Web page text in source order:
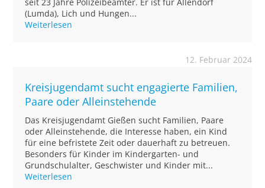
(Lumda), Lich und Hungen...
Weiterlesen
12. Februar 2024
Kreisjugendamt sucht engagierte Familien,
Paare oder Alleinstehende
Das Kreisjugendamt Gießen sucht Familien, Paare
oder Alleinstehende, die Interesse haben, ein Kind
für eine befristete Zeit oder dauerhaft zu betreuen.
Besonders für Kinder im Kindergarten- und
Grundschulalter, Geschwister und Kinder mit...
Weiterlesen